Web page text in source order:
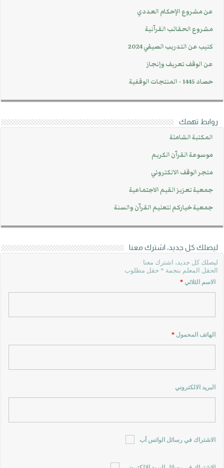
عن مشروع الإحكام العددي
مشروع الحقائب القرآنية
كتيب عن التدريب الصيفي 2024
عن الوقف تعريف وإنجاز
حصاد 1445 - المنتجات الوقفية
روابط تهمك
المكتبة الشاملة
موسوعة القرآن الكريم
متجر الوقف الالكتروني
جمعية تعزيز القيم الاجتماعية
جمعية خياركم لتعليم القرآن والسنة
ليصلك كل جديد، اشترك معنا
ليصلك كل جديد، اشترك معنا
الحقل المعلم بنجمة * حقل مطلوب
الاسم الثلاثي*
الهاتف المحمول*
البريد الالكتروني
الاشتراك في رسائل الواتس أب